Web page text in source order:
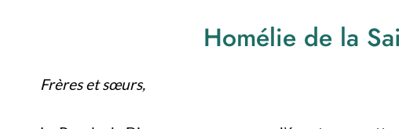
Homélie de la
Frères et sœurs,